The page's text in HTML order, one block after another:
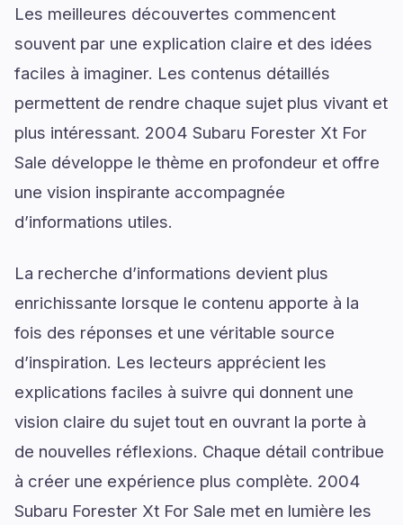
Les meilleures découvertes commencent
souvent par une explication claire et des idées
faciles à imaginer. Les contenus détaillés
permettent de rendre chaque sujet plus vivant et
plus intéressant. 2004 Subaru Forester Xt For
Sale développe le thème en profondeur et offre
une vision inspirante accompagnée
d’informations utiles.
La recherche d’informations devient plus
enrichissante lorsque le contenu apporte à la
fois des réponses et une véritable source
d’inspiration. Les lecteurs apprécient les
explications faciles à suivre qui donnent une
vision claire du sujet tout en ouvrant la porte à
de nouvelles réflexions. Chaque détail contribue
à créer une expérience plus complète. 2004
Subaru Forester Xt For Sale met en lumière les